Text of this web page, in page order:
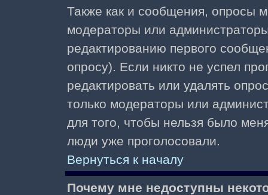
Также как и сообщения, опросы
модераторы или
редактированию первого
опросу). Если никто не успел
редактировать или удалять
только модераторы или
для того, чтобы нельзя было
люди уже проголосовали.
Вернуться к началу
Почему мне недоступны